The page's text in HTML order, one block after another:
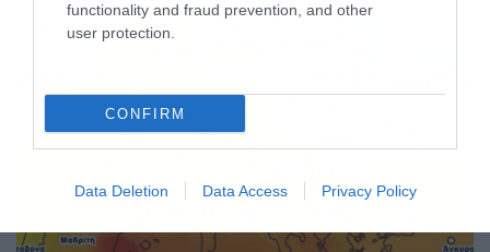
functionality and fraud prevention, and other
user protection.
CONFIRM
Data Deletion Data Access Privacy Policy